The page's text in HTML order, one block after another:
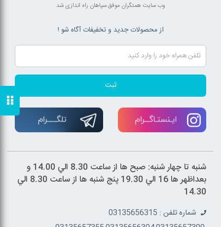
وب سایت همتگران موفق سپاهان راه اندازی شد
از محصولات جدید و تخفیفات آگاه شو !
ثبت
شنبه تا چهار شنبه: صبح ها از ساعت 8.30 الي 14.00 و
بعداظهر ها 16 الي 19.30 پنج شنبه ها از ساعت 8.30 الي
14.30
شماره تلفن : 03135656315